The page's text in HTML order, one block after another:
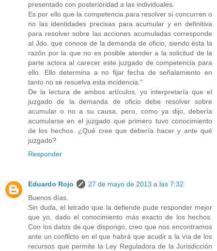
presentado con posterioridad a las individuales.
Es por ello que la competencia para resolver si concurren o
no las identidades precisas para acumular y en definitiva
para resolver sobre las acciones acumuladas corresponde
al Jdo. que conoce de la demanda de oficio, siendo ésta la
razón por la que no es posible atender a la solicitud de la
parte actora al carecer este juzgado de competencia para
ello. Ello determina a no fijar fecha de señalamiento en
tanto no se resuelva esta incidencia."
De la lectura de ambos artículos, yo interpretaría que el
juzgado de la demanda de oficio debe resolver sobre
acumular o no a su causa, pero, como ya dijo, debería
acumularse en el juzgado que primero tuvo conocimiento
de los hechos. ¿Qué cree que debería hacer y ante qué
juzgado?
Responder
Eduardo Rojo
27 de mayo de 2013 a las 7:32
Buenos días.
Sin duda, el letrado que la defiende pude responder mejor
que yo, dado el conocimiento más exacto de los hechos.
Con los datos de que dispongo, creo que nos encontramos
ante un conflicto en el que habrá que acudir a la vía de los
recursos que permite la Ley Reguladora de la Jurisdicción